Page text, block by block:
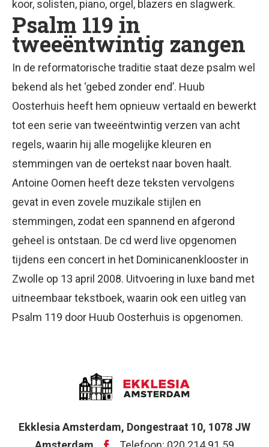
koor, solisten, piano, orgel, blazers en slagwerk.
Psalm 119 in
tweeëntwintig zangen
In de reformatorische traditie staat deze psalm wel
bekend als het ‘gebed zonder end’. Huub
Oosterhuis heeft hem opnieuw vertaald en bewerkt
tot een serie van tweeëntwintig verzen van acht
regels, waarin hij alle mogelijke kleuren en
stemmingen van de oertekst naar boven haalt.
Antoine Oomen heeft deze teksten vervolgens
gevat in even zovele muzikale stijlen en
stemmingen, zodat een spannend en afgerond
geheel is ontstaan. De cd werd live opgenomen
tijdens een concert in het Dominicanenklooster in
Zwolle op 13 april 2008. Uitvoering in luxe band met
uitneembaar tekstboek, waarin ook een uitleg van
Psalm 119 door Huub Oosterhuis is opgenomen.
Ekklesia Amsterdam, Dongestraat 10, 1078 JW